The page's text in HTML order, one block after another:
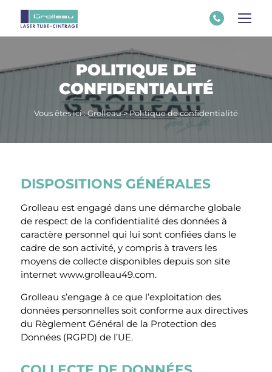
POLITIQUE DE
CONFIDENTIALITÉ
Vous êtes ici :Grolleau>Politique de confidentialité
DISPOSITIONS GÉNÉRALES
Grolleau est engagé dans une démarche globale
de respect de la confidentialité des données à
caractère personnel qui lui sont confiées dans le
cadre de son activité, y compris à travers les
moyens de collecte disponibles depuis son site
internet www.grolleau49.com.
Grolleau s’engage à ce que l’exploitation des
données personnelles soit conforme aux directives
du Règlement Général de la Protection des
Données (RGPD) de l’UE.